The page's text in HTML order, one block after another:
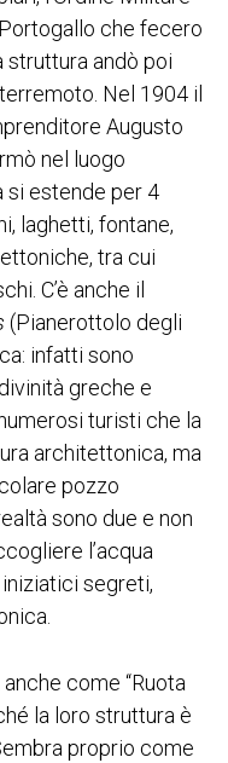
che fecero
struttura andò poi
Nel 1904 il
Augusto
nel luogo
si estende per 4
laghetti, fontane,
tra cui
C’è anche il
(Pianerottolo degli
infatti sono
greche e
turisti che la
architettonica, ma
pozzo
sono due e non
l’acqua
segreti,
come “Ruota
la loro struttura è
proprio come